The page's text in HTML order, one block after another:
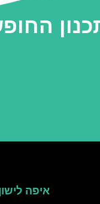
איפה